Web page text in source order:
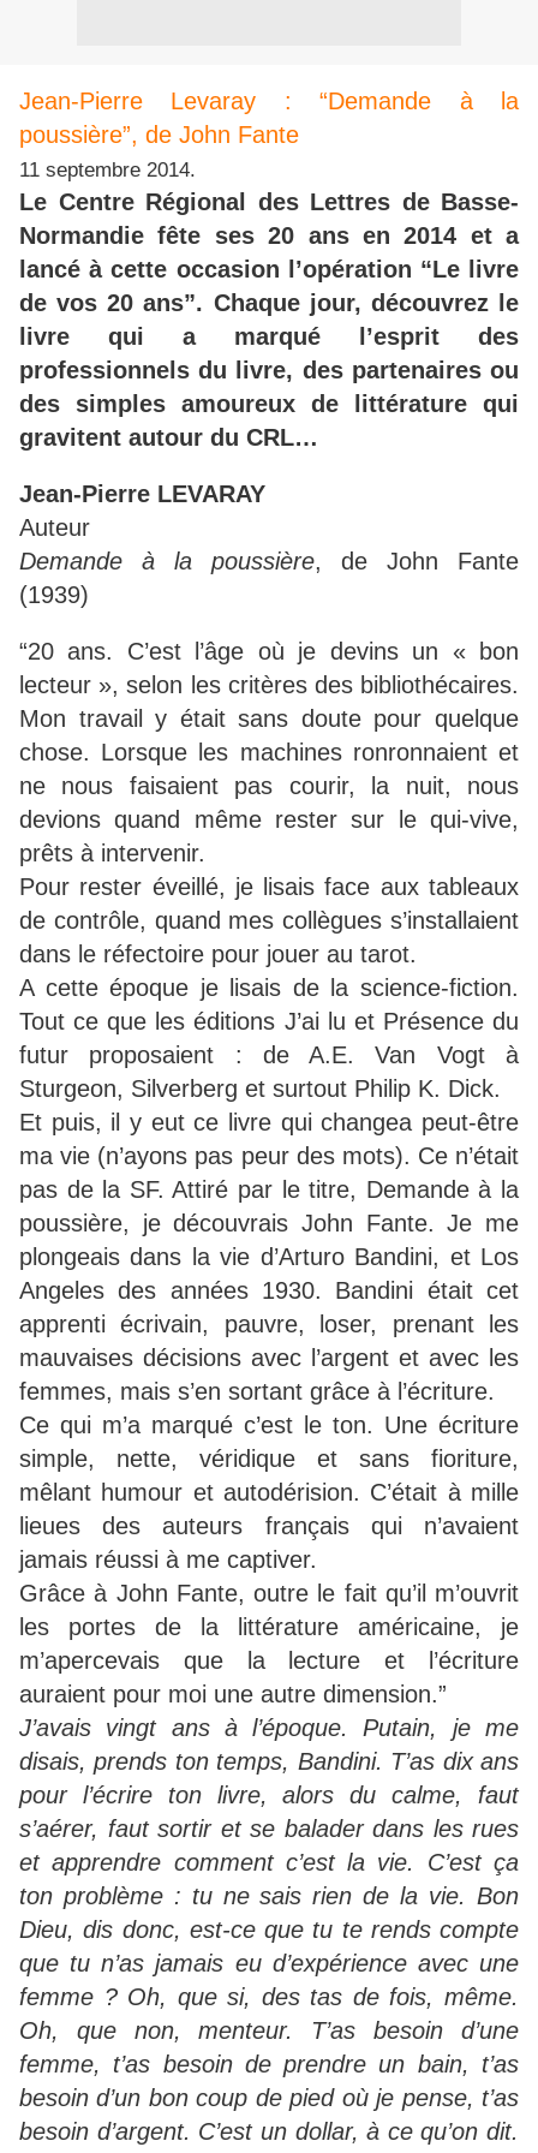
Jean-Pierre Levaray : “Demande à la
poussière”, de John Fante
11 septembre 2014.
Le Centre Régional des Lettres de Basse-
Normandie fête ses 20 ans en 2014 et a
lancé à cette occasion l’opération “Le livre
de vos 20 ans”. Chaque jour, découvrez le
livre qui a marqué l’esprit des
professionnels du livre, des partenaires ou
des simples amoureux de littérature qui
gravitent autour du CRL…
Jean-Pierre LEVARAY
Auteur
Demande à la poussière, de John Fante
(1939)
“20 ans. C’est l’âge où je devins un « bon
lecteur », selon les critères des bibliothécaires.
Mon travail y était sans doute pour quelque
chose. Lorsque les machines ronronnaient et
ne nous faisaient pas courir, la nuit, nous
devions quand même rester sur le qui-vive,
prêts à intervenir.
Pour rester éveillé, je lisais face aux tableaux
de contrôle, quand mes collègues s’installaient
dans le réfectoire pour jouer au tarot.
A cette époque je lisais de la science-fiction.
Tout ce que les éditions J’ai lu et Présence du
futur proposaient : de A.E. Van Vogt à
Sturgeon, Silverberg et surtout Philip K. Dick.
Et puis, il y eut ce livre qui changea peut-être
ma vie (n’ayons pas peur des mots). Ce n’était
pas de la SF. Attiré par le titre, Demande à la
poussière, je découvrais John Fante. Je me
plongeais dans la vie d’Arturo Bandini, et Los
Angeles des années 1930. Bandini était cet
apprenti écrivain, pauvre, loser, prenant les
mauvaises décisions avec l’argent et avec les
femmes, mais s’en sortant grâce à l’écriture.
Ce qui m’a marqué c’est le ton. Une écriture
simple, nette, véridique et sans fioriture,
mêlant humour et autodérision. C’était à mille
lieues des auteurs français qui n’avaient
jamais réussi à me captiver.
Grâce à John Fante, outre le fait qu’il m’ouvrit
les portes de la littérature américaine, je
m’apercevais que la lecture et l’écriture
auraient pour moi une autre dimension.”
J’avais vingt ans à l’époque. Putain, je me
disais, prends ton temps, Bandini. T’as dix ans
pour l’écrire ton livre, alors du calme, faut
s’aérer, faut sortir et se balader dans les rues
et apprendre comment c’est la vie. C’est ça
ton problème : tu ne sais rien de la vie. Bon
Dieu, dis donc, est-ce que tu te rends compte
que tu n’as jamais eu d’expérience avec une
femme ? Oh, que si, des tas de fois, même.
Oh, que non, menteur. T’as besoin d’une
femme, t’as besoin de prendre un bain, t’as
besoin d’un bon coup de pied où je pense, t’as
besoin d’argent. C’est un dollar, à ce qu’on dit.